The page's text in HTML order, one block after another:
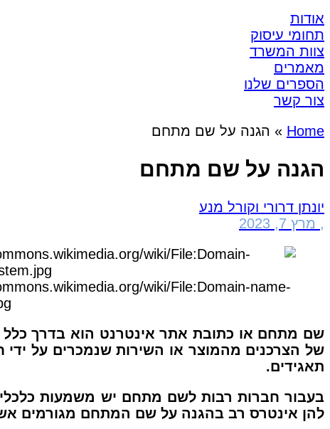
אודות
תחומי עיסוק
צוות המשרד
מאמרים
הספרים שלנו
צור קשר
Home
» הגנה על שם מתחם
הגנה על שם מתחם
יונתן דרורי וקורל מנע
, מרץ 7, 2023
wiki/File:Domain-name-
שם מתחם או כתובת אתר אינטרנט הוא בדרך
של הצרכנים מהמוצר או השירות שנמכרים על ידי
תאגידים.
בעבור חברות רבות לשם מתחם יש משמעות
להן אינטרס רב בהגנה על שם המתחם מגורמים